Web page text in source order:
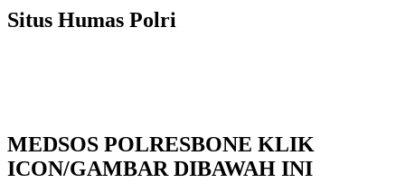
Situs Humas Polri
MEDSOS POLRESBONE KLIK
ICON/GAMBAR DIBAWAH INI